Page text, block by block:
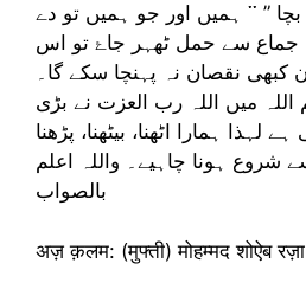
ہمیں اور جو ہمیں تو دے ་་ اسے شیطان سے بچا ”
جماع سے حمل ٹھہر جاۓ تو اس
کبھی نقصان نہ پہنچا سکے گا۔
میں اللہ رب العزت نے بڑی
لہذا ہمارا اٹھنا، بیٹھنا، پڑھنا
شروع ہونا چاہیے۔ واللہ اعلم
بالصواب
अज़ क़लम: (मुफ्ती) मोहम्मद शोऐब